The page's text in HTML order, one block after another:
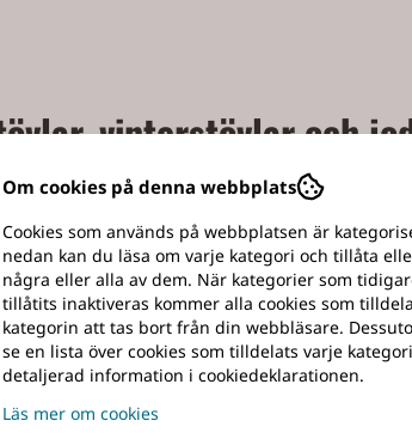
vinterstövlar och
och jodhpurs för jakt, friluftsliv och
och värmeisolering med hög
blöta skogsmarker och kalla dagar,
insidor, och alla stövlar har robusta sulor
som vill ha pålitlig utrustning
jakt och promenader i skog till arbete i
utvalda Avignon-sortimentet – stövlar
Om cookies på denna webbplats
Cookies som används på webbplatsen är
nedan kan du läsa om varje kategori och tillåta
några eller alla av dem. När kategorier som
tillåtits inaktiveras kommer alla cookies som
kategorin att tas bort från din webbläsare.
se en lista över cookies som tilldelats varje
detaljerad information i cookiedeklarationen.
Läs mer om cookies